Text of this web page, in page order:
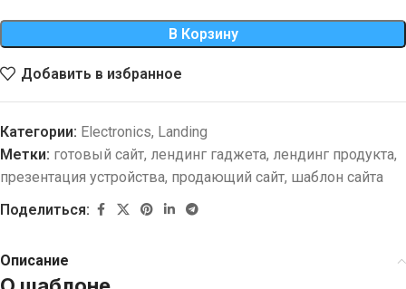
В Корзину
Добавить в избранное
Категории: Electronics, Landing
Метки: готовый сайт, лендинг гаджета, лендинг продукта,
презентация устройства, продающий сайт, шаблон сайта
Поделиться:
Описание